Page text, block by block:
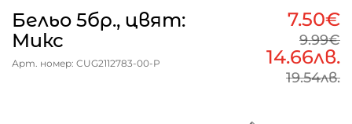
Бельо 5бр., цвят:
Микс
Арт. номер: CUG2112783-00-P
7.50€
9.99€
14.66лв.
19.54лв.